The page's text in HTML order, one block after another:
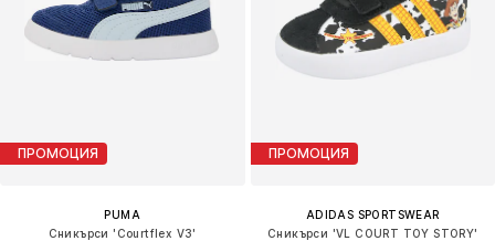
ПРОМОЦИЯ
PUMA
Сникърси 'Courtflex V3'
ПРОМОЦИЯ
ADIDAS SPORTSWEAR
Сникърси 'VL COURT TOY STORY'